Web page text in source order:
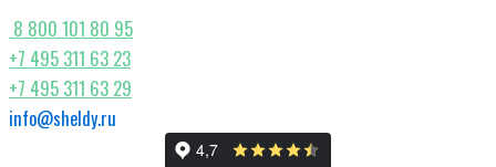
8 800 101 80 95
+7 495 311 63 23
+7 495 311 63 29
info@sheldy.ru